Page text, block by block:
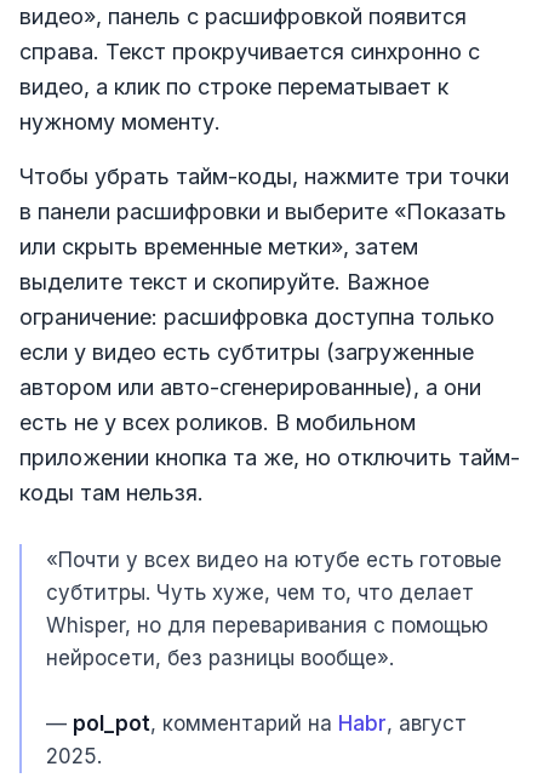
видео», панель с расшифровкой появится
справа. Текст прокручивается синхронно с
видео, а клик по строке перематывает к
нужному моменту.
Чтобы убрать тайм-коды, нажмите три точки
в панели расшифровки и выберите «Показать
или скрыть временные метки», затем
выделите текст и скопируйте. Важное
ограничение: расшифровка доступна только
если у видео есть субтитры (загруженные
автором или авто-сгенерированные), а они
есть не у всех роликов. В мобильном
приложении кнопка та же, но отключить тайм-
коды там нельзя.
«Почти у всех видео на ютубе есть готовые
субтитры. Чуть хуже, чем то, что делает
Whisper, но для переваривания с помощью
нейросети, без разницы вообще».
— pol_pot, комментарий на Habr, август
2025.